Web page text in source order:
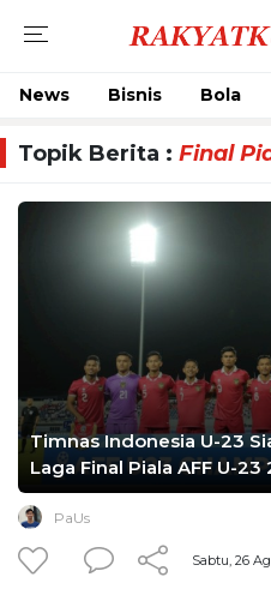
News Bisnis Bola
Topik Berita : Final
Timnas Indonesia U-23
Laga Final Piala AFF U-23
PaUs
Sabtu, 26